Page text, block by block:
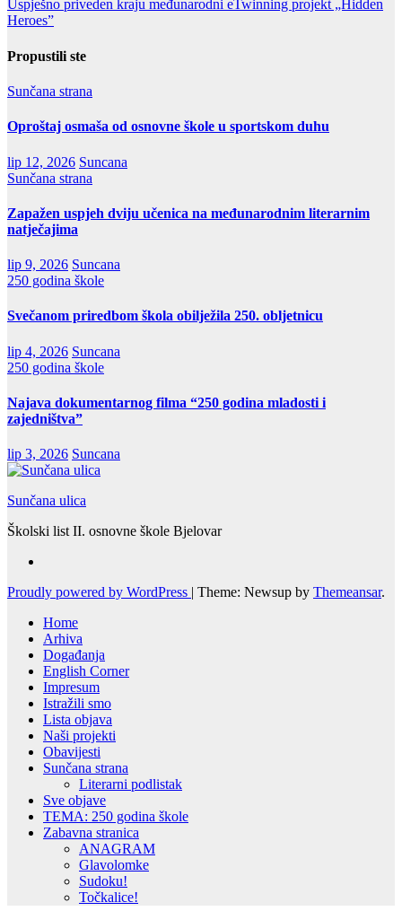
Uspješno priveden kraju međunarodni eTwinning projekt „Hidden
Heroes”
Propustili ste
Sunčana strana
Oproštaj osmaša od osnovne škole u sportskom duhu
lip 12, 2026 Suncana
Sunčana strana
Zapažen uspjeh dviju učenica na međunarodnim literarnim
natječajima
lip 9, 2026 Suncana
250 godina škole
Svečanom priredbom škola obilježila 250. obljetnicu
lip 4, 2026 Suncana
250 godina škole
Najava dokumentarnog filma “250 godina mladosti i
zajedništva”
lip 3, 2026 Suncana
Sunčana ulica
Školski list II. osnovne škole Bjelovar
Proudly powered by WordPress | Theme: Newsup by Themeansar.
Home
Arhiva
Događanja
English Corner
Impresum
Istražili smo
Lista objava
Naši projekti
Obavijesti
Sunčana strana
Literarni podlistak
Sve objave
TEMA: 250 godina škole
Zabavna stranica
ANAGRAM
Glavolomke
Sudoku!
Točkalice!